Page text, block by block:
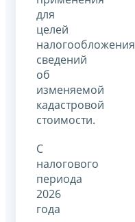
для
целей
налогообложения
сведений
об
изменяемой
кадастровой
стоимости.
С
налогового
периода
2026
года